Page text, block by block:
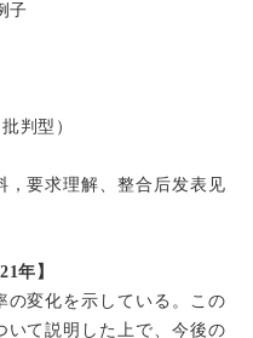
子
判型）
，要求理解、整合后发表见
年】
の変化を示している。この
いて説明した上で、今後の